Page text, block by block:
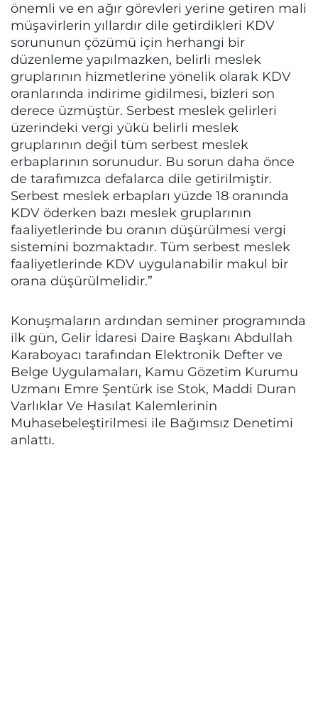
önemli ve en ağır görevleri yerine getiren mali
müşavirlerin yıllardır dile getirdikleri KDV
sorununun çözümü için herhangi bir
düzenleme yapılmazken, belirli meslek
gruplarının hizmetlerine yönelik olarak KDV
oranlarında indirime gidilmesi, bizleri son
derece üzmüştür. Serbest meslek gelirleri
üzerindeki vergi yükü belirli meslek
gruplarının değil tüm serbest meslek
erbaplarının sorunudur. Bu sorun daha önce
de tarafımızca defalarca dile getirilmiştir.
Serbest meslek erbapları yüzde 18 oranında
KDV öderken bazı meslek gruplarının
faaliyetlerinde bu oranın düşürülmesi vergi
sistemini bozmaktadır. Tüm serbest meslek
faaliyetlerinde KDV uygulanabilir makul bir
orana düşürülmelidir.”
Konuşmaların ardından seminer programında
ilk gün, Gelir İdaresi Daire Başkanı Abdullah
Karaboyacı tarafından Elektronik Defter ve
Belge Uygulamaları, Kamu Gözetim Kurumu
Uzmanı Emre Şentürk ise Stok, Maddi Duran
Varlıklar Ve Hasılat Kalemlerinin
Muhasebeleştirilmesi ile Bağımsız Denetimi
anlattı.